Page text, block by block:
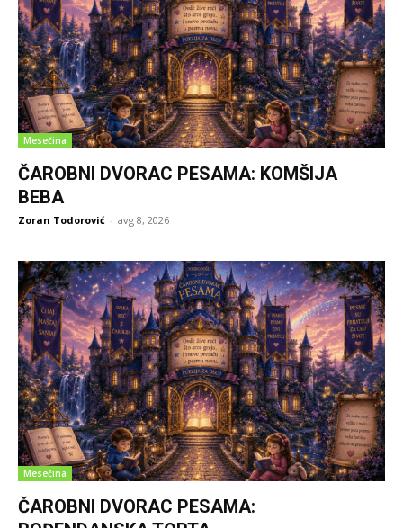
Mesečina
ČAROBNI DVORAC PESAMA: KOMŠIJA
BEBA
Zoran Todorović - avg 8, 2026
Mesečina
ČAROBNI DVORAC PESAMA: